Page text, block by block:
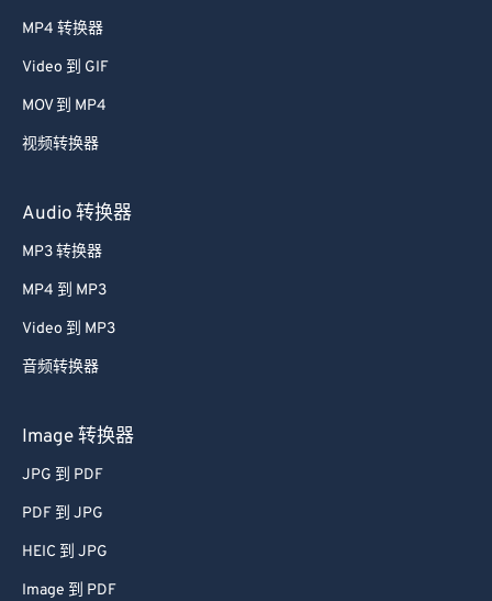
MP4 转换器
Video 到 GIF
MOV 到 MP4
视频转换器
Audio 转换器
MP3 转换器
MP4 到 MP3
Video 到 MP3
音频转换器
Image 转换器
JPG 到 PDF
PDF 到 JPG
HEIC 到 JPG
Image 到 PDF